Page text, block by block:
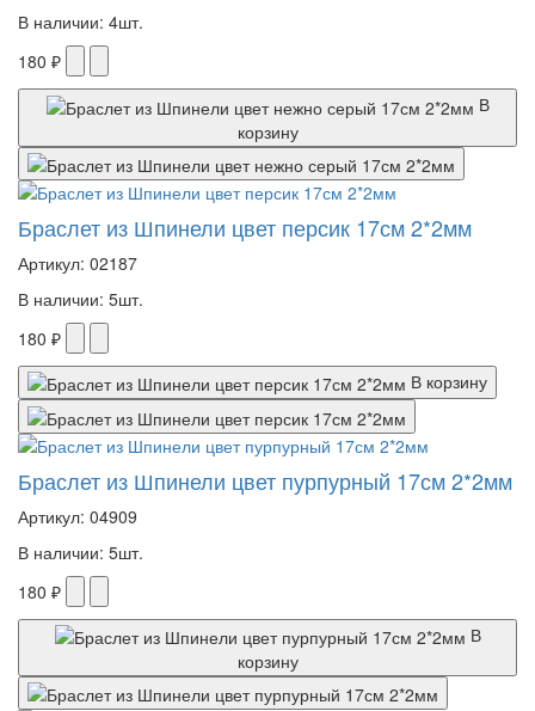
В наличии: 4шт.
180 ₽
В
корзину
Браслет из Шпинели цвет персик 17см 2*2мм
Артикул: 02187
В наличии: 5шт.
180 ₽
В корзину
Браслет из Шпинели цвет пурпурный 17см 2*2мм
Артикул: 04909
В наличии: 5шт.
180 ₽
В
корзину